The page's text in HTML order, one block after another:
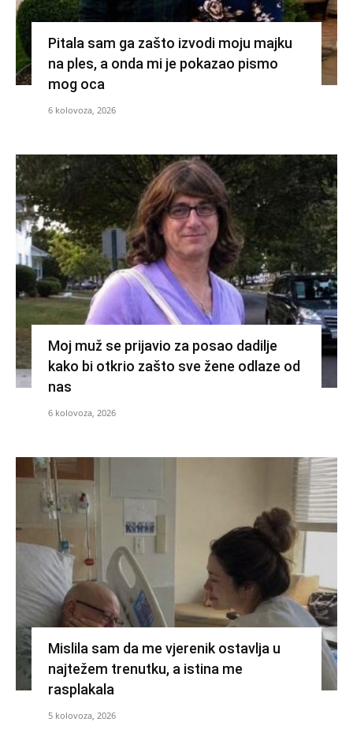
Pitala sam ga zašto izvodi moju majku
na ples, a onda mi je pokazao pismo
mog oca
6 kolovoza, 2026
Moj muž se prijavio za posao dadilje
kako bi otkrio zašto sve žene odlaze od
nas
6 kolovoza, 2026
Mislila sam da me vjerenik ostavlja u
najtežem trenutku, a istina me
rasplakala
5 kolovoza, 2026